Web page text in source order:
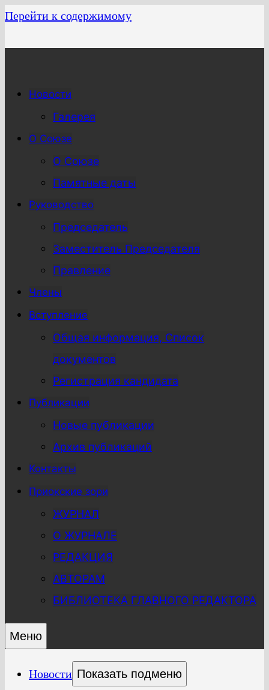
Перейти к содержимому
Новости
Галерея
О Союзе
О Союзе
Памятные даты
Руководство
Председатель
Заместитель Председателя
Правление
Члены
Вступление
Общая информация, Список
документов
Регистрация кандидата
Публикации
Новые публикации
Архив публикаций
Контакты
Приокские зори
ЖУРНАЛ
О ЖУРНАЛЕ
РЕДАКЦИЯ
АВТОРАМ
БИБЛИОТЕКА ГЛАВНОГО РЕДАКТОРА
Меню
Новости Показать подменю